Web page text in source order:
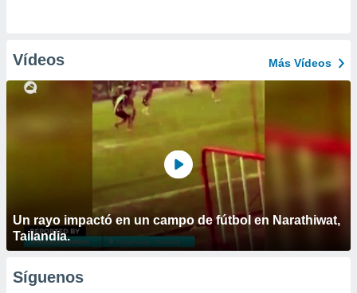
Vídeos Más Vídeos
Un rayo impactó en un campo de fútbol en Narathiwat,
Tailandia.
Síguenos